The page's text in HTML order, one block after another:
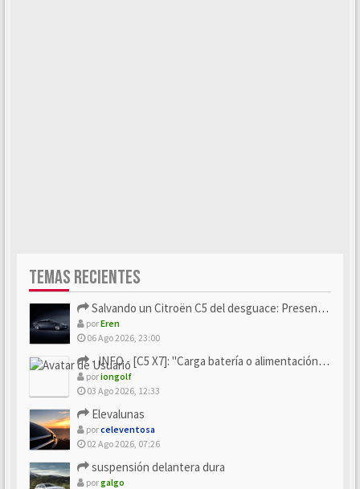
TEMAS RECIENTES
Salvando un Citroën C5 del desguace: Presentación y seguimiento
porEren
06 Ago 2026, 23:00
- INFO - [C5 X7]: "Carga batería o alimentación eléctri...
poriongolf
03 Ago 2026, 12:33
Elevalunas
porceleventosa
02 Ago 2026, 07:26
suspensión delantera dura
porgalgo